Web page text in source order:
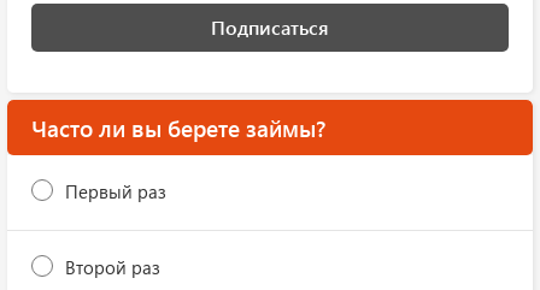
Подписаться
Часто ли вы берете займы?
Первый раз
Второй раз